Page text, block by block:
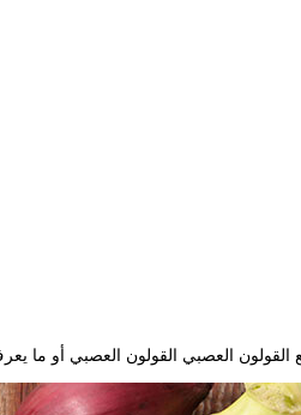
القولون العصبي القولون العصبي أو ما